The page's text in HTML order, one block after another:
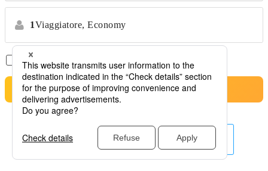
1Viaggiatore, Economy
Solo Voli Diretti *Nessun trasferimento
Cerca
Altre linee aeree qui.